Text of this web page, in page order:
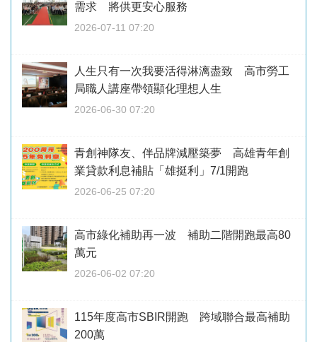
需求 將供更安心服務
2026-07-11 07:20
人生只有一次我要活得淋漓盡致 高市勞工
局職人講座帶領顯化理想人生
2026-06-30 07:20
青創神隊友、伴品牌減壓築夢 高雄青年創
業貸款利息補貼「雄挺利」7/1開跑
2026-06-25 07:20
高市綠化補助再一波 補助二階開跑最高80
萬元
2026-06-02 07:20
115年度高市SBIR開跑 跨域聯合最高補助
200萬